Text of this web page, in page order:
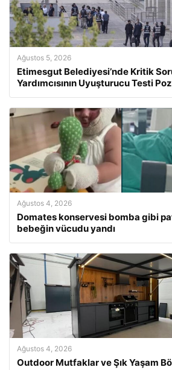
Ağustos 5, 2026
Etimesgut Belediyesi’nde Kritik
Yardımcısının Uyuşturucu Testi
Ağustos 4, 2026
Domates konservesi bomba gibi
bebeğin vücudu yandı
Ağustos 4, 2026
Outdoor Mutfaklar ve Şık Yaşam